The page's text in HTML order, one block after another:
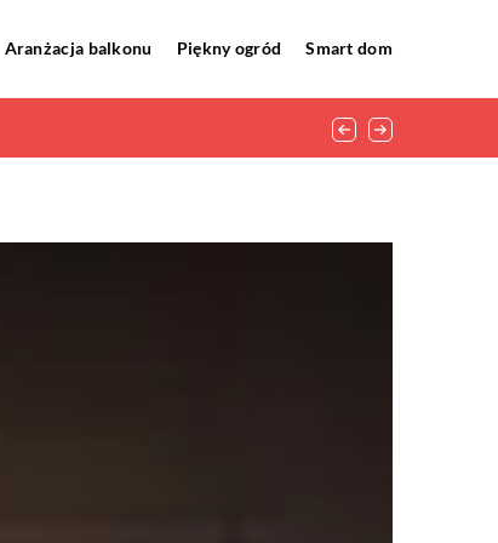
Aranżacja balkonu Piękny ogród Smart dom